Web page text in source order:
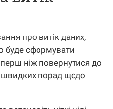
про витік даних,
буде сформувати
ніж повернутися до
швидких порад щодо